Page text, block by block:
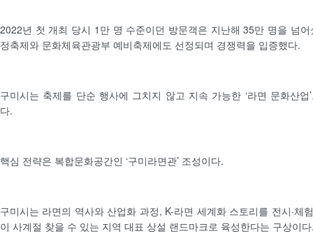
2022년 첫 개최 당시 1만 명 수준이던 방문객은 지난해 35만 명을 넘
정축제와 문화체육관광부 예비축제에도 선정되며 경쟁력을 입증했다.
구미시는 축제를 단순 행사에 그치지 않고 지속 가능한 ‘라면 문화산업
다.
핵심 전략은 복합문화공간인 ‘구미라면관’ 조성이다.
구미시는 라면의 역사와 산업화 과정, K-라면 세계화 스토리를 전시·체
이 사계절 찾을 수 있는 지역 대표 상설 랜드마크로 육성한다는 구상이